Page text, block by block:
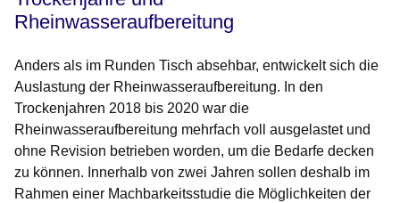
Rheinwasseraufbereitung
Anders als im Runden Tisch absehbar, entwickelt sich die
Auslastung der Rheinwasseraufbereitung. In den
Trockenjahren 2018 bis 2020 war die
Rheinwasseraufbereitung mehrfach voll ausgelastet und
ohne Revision betrieben worden, um die Bedarfe decken
zu können. Innerhalb von zwei Jahren sollen deshalb im
Rahmen einer Machbarkeitsstudie die Möglichkeiten der